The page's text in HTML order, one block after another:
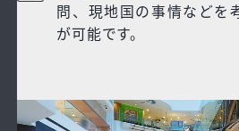
問、現地国の事情などを
が可能です。